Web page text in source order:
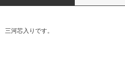
三河芯入りです。